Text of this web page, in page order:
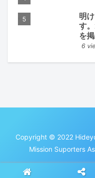
明
す
を
6
Copyright © 2022
Mission Suporters